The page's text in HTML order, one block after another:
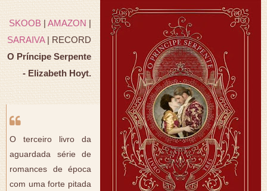
SKOOB|AMAZON |
SARAIVA| RECORD
O Príncipe Serpente
- Elizabeth Hoyt.
O terceiro livro da
aguardada série de
romances de época
com uma forte pitada